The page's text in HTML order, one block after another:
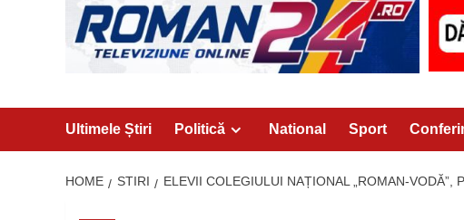
Ultimele Știri Politică National Sport
HOME STIRI ELEVII COLEGIULUI NAȚIONAL „ROMAN-VODĂ”,